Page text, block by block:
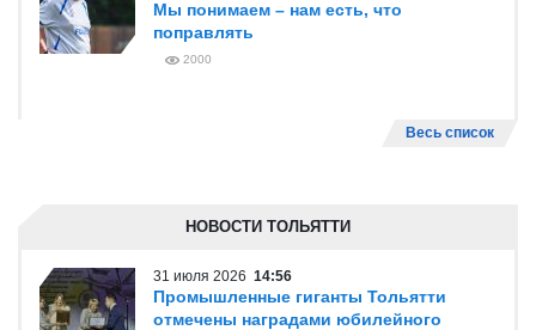
Мы понимаем – нам есть, что
поправлять
2000
Весь список
НОВОСТИ ТОЛЬЯТТИ
31 июля 2026 14:56
Промышленные гиганты Тольятти
отмечены наградами юбилейного